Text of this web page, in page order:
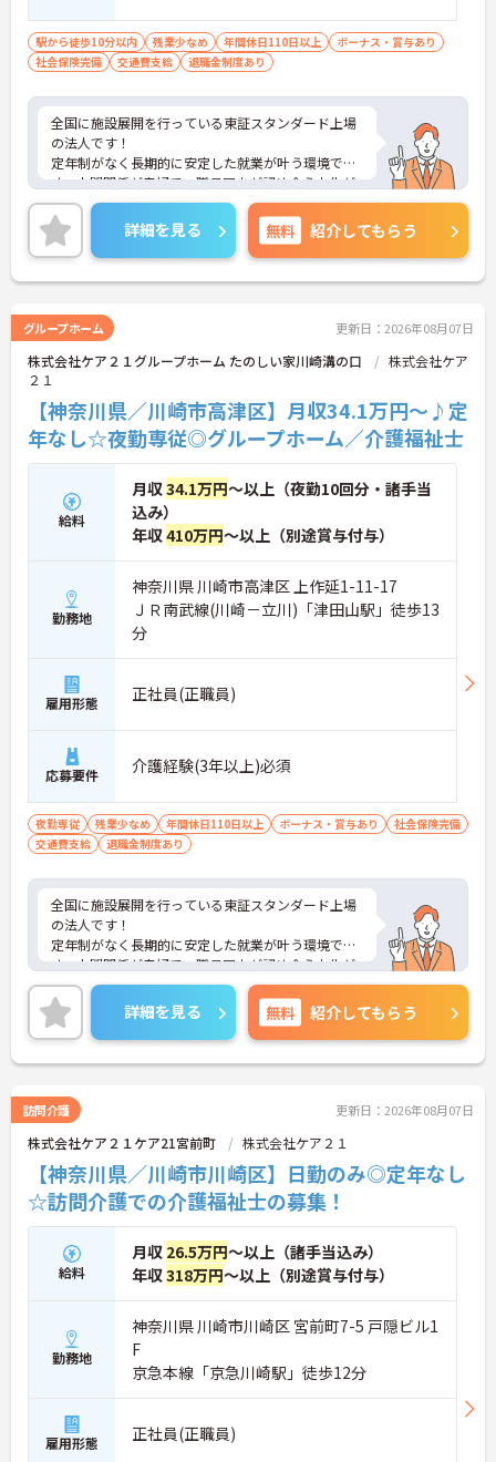
駅から徒歩10分以内 残業少なめ 年間休日110日以上
ボーナス・賞与あり
社会保険完備
交通費支給 退職金制度あり
全国に施設展開を行っている東証スタンダード上場
の法人です！
定年制がなく長期的に安定した就業が叶う環境で
す。人間関係が良好で、職員同士が認め合う文化が
根付いています。
ご興味のある方には、面接対策ポイントなど、さら
に詳細をご案内しますのでお気軽にご相談くださ
い！
詳細を見る 無料 紹介してもらう
グループホーム 更新日：2026年08月07日
株式会社ケア２１グループホーム たのしい家川崎溝の口
株式会社ケア
２１
【神奈川県／川崎市高津区】月収34.1万円～♪定
年なし☆夜勤専従◎グループホーム／介護福祉士
給料
月収34.1万円～以上（夜勤10回分・諸手当
込み）
年収410万円～以上（別途賞与付与）
勤務地
神奈川県 川崎市高津区 上作延1-11-17
ＪＲ南武線(川崎－立川)「津田山駅」徒歩13
分
雇用形態 正社員(正職員)
応募要件 介護経験(3年以上)必須
夜勤専従 残業少なめ 年間休日110日以上 ボーナス・賞与あり
社会保険完備
交通費支給
退職金制度あり
全国に施設展開を行っている東証スタンダード上場
の法人です！
定年制がなく長期的に安定した就業が叶う環境で
す。人間関係が良好で、職員同士が認め合う文化が
根付いています。
ご興味のある方には、面接対策ポイントなど、さら
に詳細をご案内しますのでお気軽にご相談くださ
い！
詳細を見る 無料 紹介してもらう
訪問介護 更新日：2026年08月07日
株式会社ケア２１ケア21宮前町 株式会社ケア２１
【神奈川県／川崎市川崎区】日勤のみ◎定年なし
☆訪問介護での介護福祉士の募集！
給料
月収 26.5万円～以上（諸手当込み）
年収318万円～以上（別途賞与付与）
勤務地
神奈川県 川崎市川崎区 宮前町7-5 戸隠ビル1
F
京急本線「京急川崎駅」徒歩12分
雇用形態 正社員(正職員)